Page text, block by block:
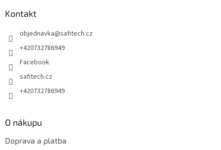
Kontakt
objednavka@safitech.cz
+420732786949
Facebook
safitech.cz
+420732786949
O nákupu
Doprava a platba